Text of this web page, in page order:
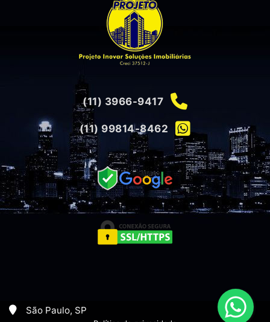
(11) 3966-9417
(11) 99814-8462
São Paulo, SP